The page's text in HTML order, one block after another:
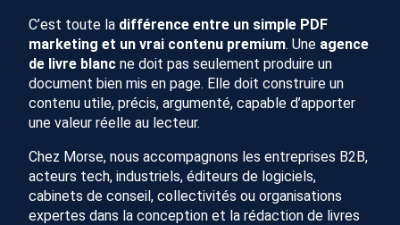
C’est toute la différence entre un simple PDF
marketing et un vrai contenu premium. Une agence
de livre blanc ne doit pas seulement produire un
document bien mis en page. Elle doit construire un
contenu utile, précis, argumenté, capable d’apporter
une valeur réelle au lecteur.
Chez Morse, nous accompagnons les entreprises B2B,
acteurs tech, industriels, éditeurs de logiciels,
cabinets de conseil, collectivités ou organisations
expertes dans la conception et la rédaction de livres